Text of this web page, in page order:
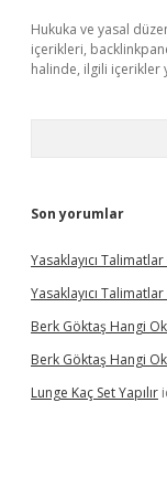
Hukuka ve yasal
içerikleri,
halinde, ilgili içerikler
Son yorumlar
Yasaklayıcı
Yasaklayıcı
Berk Göktaş Hangi
Berk Göktaş Hangi
Lunge Kaç Set Yapılır